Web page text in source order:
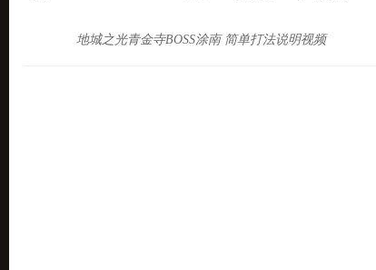
地城之光青金寺BOSS涂南 简单打法说明视频